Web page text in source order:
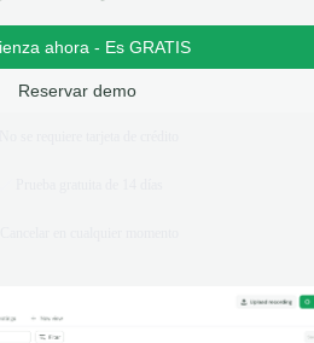
ahora - Es GRATIS
Reservar demo